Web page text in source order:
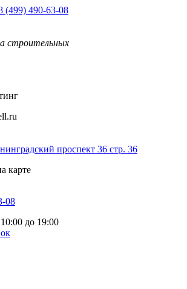
(499) 490-63-08
строительных
проспект 36 стр. 36
карте
08
до 19:00